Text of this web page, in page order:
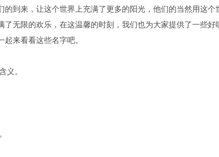
到来，让这个世界上充满了更多的阳光，他们的当然用这个
无限的欢乐，在这温馨的时刻，我们也为大家提供了一些好
来看看这些名字吧。
义。